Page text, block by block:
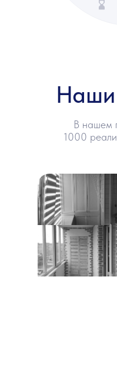
Наши
В нашем
1000